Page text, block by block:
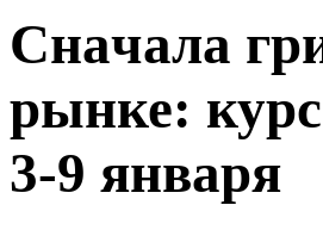
Снaчaлa
рынке:
3-9 января